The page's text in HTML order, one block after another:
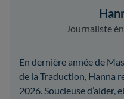
Journaliste
En dernière année de
de la Traduction, Hanna
2026. Soucieuse d’aider,